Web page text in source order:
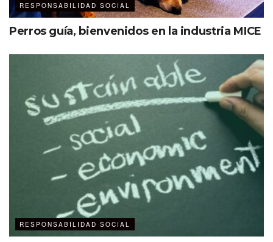
RESPONSABILIDAD SOCIAL
Perros guía, bienvenidos en la industria MICE
RESPONSABILIDAD SOCIAL